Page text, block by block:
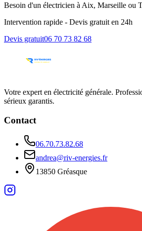
Besoin d'un électricien à Aix, Marseille ou
Intervention rapide - Devis gratuit en 24h
Devis gratuit06 70 73 82 68
Votre expert en électricité générale.
sérieux garantis.
Contact
06.70.73.82.68
andrea@riv-energies.fr
13850 Gréasque